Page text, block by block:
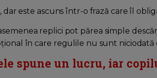
dar este ascuns într-o frază care îl
replici pot părea simple
în care regulile nu sunt niciodată
spune un lucru, iar